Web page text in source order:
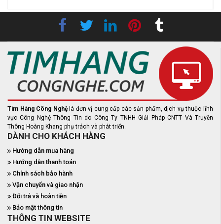
Tìm Hàng Công Nghệ là đơn vị cung cấp các sản phẩm, dịch vụ thuộc lĩnh
vực Công Nghệ Thông Tin do Công Ty TNHH Giải Pháp CNTT Và Truyền
Thông Hoàng Khang phụ trách và phát triển.
DÀNH CHO KHÁCH HÀNG
Hướng dẫn mua hàng
Hướng dẫn thanh toán
Chính sách bảo hành
Vận chuyển và giao nhận
Đổi trả và hoàn tiền
Bảo mật thông tin
THÔNG TIN WEBSITE